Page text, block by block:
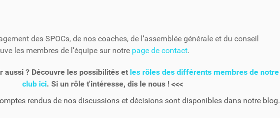
des SPOCs, de nos coaches, de l’assemblée générale et du conseil
les membres de l’équipe sur notre page de contact.
aussi ? Découvre les possibilités et les rôles des différents membres de notre
club ici. Si un rôle t'intéresse, dis le nous ! <<<
rendus de nos discussions et décisions sont disponibles dans notre blog.